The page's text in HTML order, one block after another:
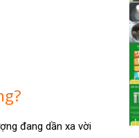
đang dần xa vời